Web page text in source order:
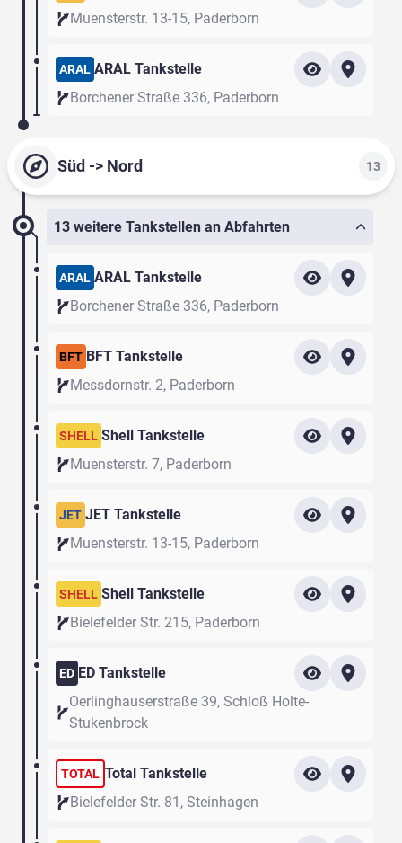
Muensterstr. 13-15, Paderborn
ARAL ARAL Tankstelle
Borchener Straße 336, Paderborn
Süd -> Nord 13
13 weitere Tankstellen an Abfahrten
ARAL ARAL Tankstelle
Borchener Straße 336, Paderborn
BFT BFT Tankstelle
Messdornstr. 2, Paderborn
SHELL Shell Tankstelle
Muensterstr. 7, Paderborn
JET JET Tankstelle
Muensterstr. 13-15, Paderborn
SHELL Shell Tankstelle
Bielefelder Str. 215, Paderborn
ED ED Tankstelle
Oerlinghauserstraße 39, Schloß Holte-
Stukenbrock
TOTAL Total Tankstelle
Bielefelder Str. 81, Steinhagen